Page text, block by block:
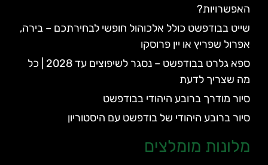
האפשרויות?
שייט בבודפשט כולל אלכוהול חופשי לבחירתכם – בירה,
אפרול שפריץ או יין פרוסקו
ספא גלרט בבודפשט – נסגר לשיפוצים עד 2028 | כל
מה שצריך לדעת
סיור מודרך ברובע היהודי בבודפשט
סיור ברובע היהודי של בודפשט עם היסטוריון
מלונות מומלצים